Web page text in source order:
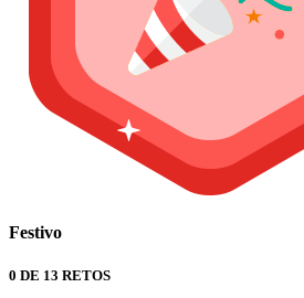
Festivo
0 DE 13 RETOS